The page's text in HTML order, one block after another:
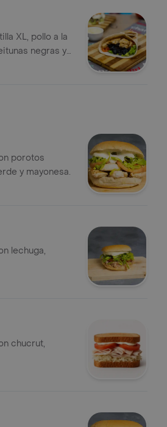
XL, pollo a la
negras y
elección.
porotos
y mayonesa.
lechuga,
chucrut,